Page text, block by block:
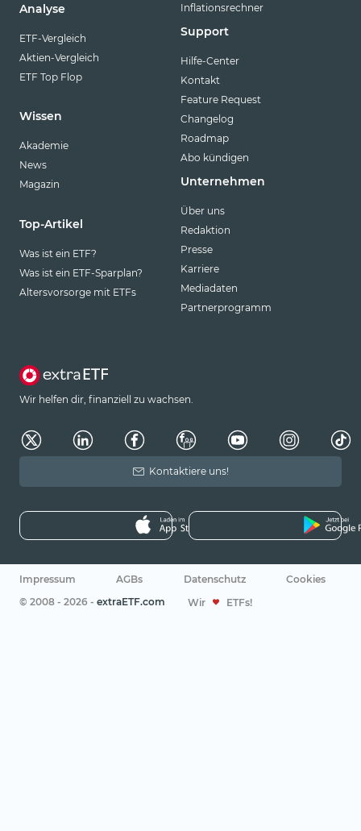
Analyse
ETF-Vergleich
Aktien-Vergleich
ETF Top Flop
Wissen
Akademie
News
Magazin
Top-Artikel
Was ist ein ETF?
Was ist ein ETF-Sparplan?
Altersvorsorge mit ETFs
Inflationsrechner
Support
Hilfe-Center
Kontakt
Feature Request
Changelog
Roadmap
Abo kündigen
Unternehmen
Über uns
Redaktion
Presse
Karriere
Mediadaten
Partnerprogramm
Wir helfen dir, finanziell zu wachsen.
Kontaktiere uns!
Impressum AGBs Datenschutz
Cookies
© 2008 - 2026 - extraETF.com Wir ETFs!